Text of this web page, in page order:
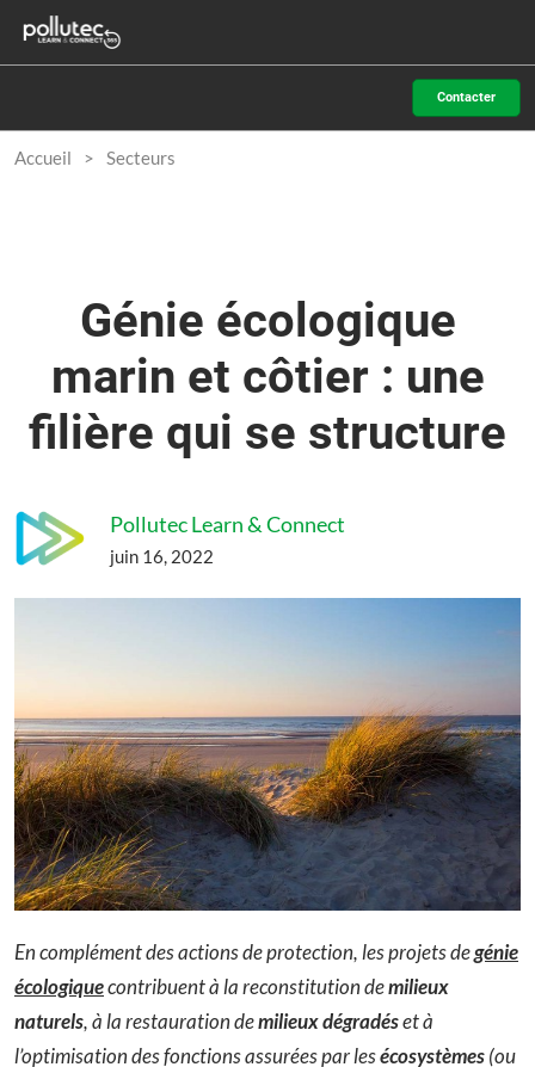
Accéder
au
contenu
Contacter
Accueil Secteurs
Génie écologique
marin et côtier : une
filière qui se structure
Pollutec Learn & Connect
juin 16, 2022
En complément des actions de protection, les projets degénie
écologiquecontribuent à la reconstitution demilieux
naturels, à la restauration demilieux dégradéset à
l’optimisation des fonctions assurées par lesécosystèmes(ou